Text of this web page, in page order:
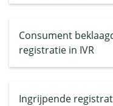
Consument
registratie in IVR
Ingrijpende